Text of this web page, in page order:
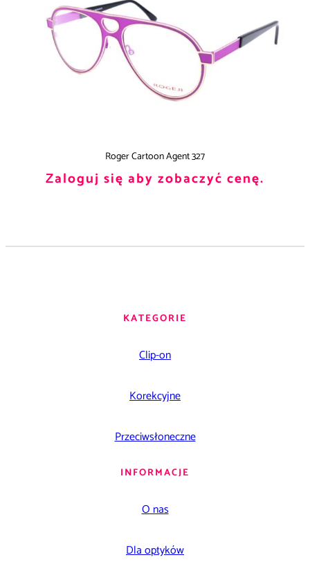
Roger Cartoon Agent 327
Zaloguj się aby zobaczyć cenę.
KATEGORIE
Clip-on
Korekcyjne
Przeciwsłoneczne
INFORMACJE
O nas
Dla optyków